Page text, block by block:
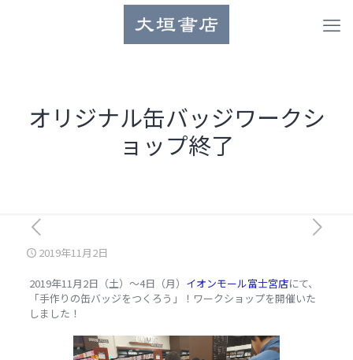
オリジナル缶バッジワークシ
ョップ終了
2019年11月2日
2019年11月2日（土）～4日（月） イオンモール富士宮店にて、
「手作りの缶バッジをつくろう」！ワークショップを開催いた
しました！